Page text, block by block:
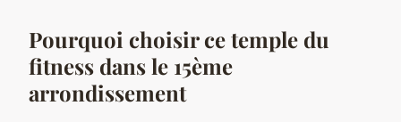
Pourquoi choisir ce temple du
fitness dans le 15ème
arrondissement